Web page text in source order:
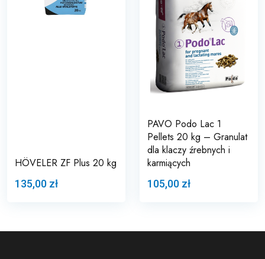
HÖVELER ZF Plus 20 kg
135,00 zł
PAVO Podo Lac 1
Pellets 20 kg – Granulat
dla klaczy źrebnych i
karmiących
105,00 zł